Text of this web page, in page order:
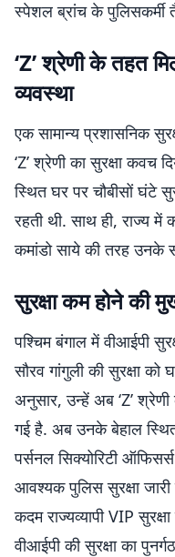
स्पेशल ब्रांच के पुलिसकर्मी
‘Z’ श्रेणी के तहत
व्यवस्था
एक सामान्य प्रशासनिक
‘Z’ श्रेणी का सुरक्षा कवच
स्थित घर पर चौबीसों घंटे
रहती थी. साथ ही, राज्य में
कमांडो साये की तरह
सुरक्षा कम होने की
पश्चिम बंगाल में वीआईपी
सौरव गांगुली की सुरक्षा
अनुसार, उन्हें अब ‘Z’
गई है. अब उनके बेहाल
पर्सनल सिक्योरिटी
आवश्यक पुलिस सुरक्षा
कदम राज्यव्यापी VIP
वीआईपी की सुरक्षा का